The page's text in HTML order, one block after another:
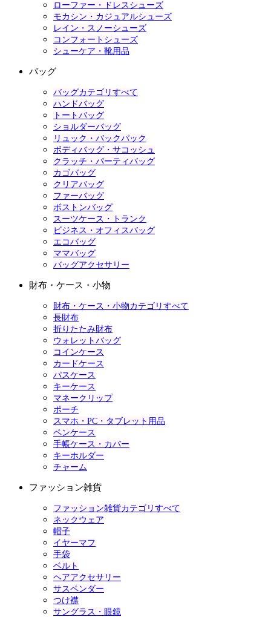
ローファー・ドレスシューズ
モカシン・カジュアルシューズ
レイン・スノーシューズ
コンフォートシューズ
シューケア・靴用品
バッグ
バッグカテゴリすべて
ハンドバッグ
トートバッグ
ショルダーバッグ
リュック・バックパック
ボディバッグ・サコッシュ
クラッチ・パーティバッグ
カゴバッグ
クリアバッグ
ファーバッグ
ボストンバッグ
スーツケース・トランク
ビジネス・オフィスバッグ
エコバッグ
ママバッグ
バッグアクセサリー
財布・ケース・小物
財布・ケース・小物カテゴリすべて
長財布
折りたたみ財布
ウォレットバッグ
コインケース
カードケース
パスケース
キーケース
マネークリップ
ポーチ
スマホ・PC・タブレット用品
ペンケース
手帳ケース・カバー
キーホルダー
チャーム
ファッション雑貨
ファッション雑貨カテゴリすべて
ネックウェア
帽子
イヤーマフ
手袋
ベルト
ヘアアクセサリー
サスペンダー
つけ襟
サングラス・眼鏡